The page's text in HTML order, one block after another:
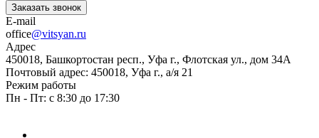
Заказать звонок
E-mail
office@vitsyan.ru
Адрес
450018, Башкортостан респ., Уфа г., Флотская ул., дом 34А
Почтовый адрес: 450018, Уфа г., а/я 21
Режим работы
Пн - Пт: с 8:30 до 17:30